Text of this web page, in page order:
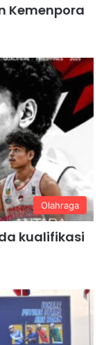
Kemenpora
Olahraga
kualifikasi